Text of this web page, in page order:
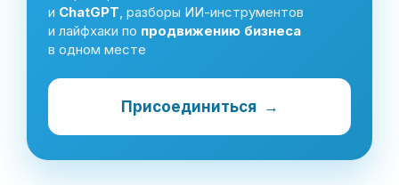
и ChatGPT, разборы ИИ-инструментов
и лайфхаки по продвижению бизнеса
в одном месте
Присоединиться →